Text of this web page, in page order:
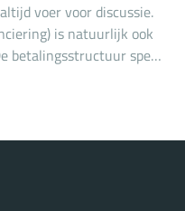
voer voor discussie.
is natuurlijk ook
betalingsstructuur speelt
dit een onderwerp is dat
experts, gaan we